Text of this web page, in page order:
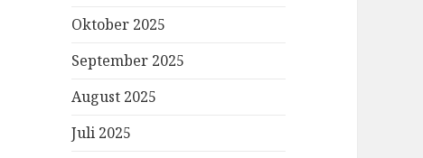
Oktober 2025
September 2025
August 2025
Juli 2025